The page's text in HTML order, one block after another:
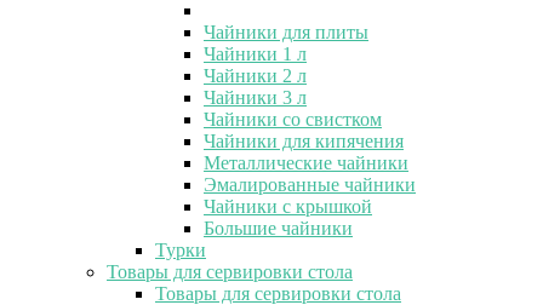
Чайники для плиты
Чайники 1 л
Чайники 2 л
Чайники 3 л
Чайники со свистком
Чайники для кипячения
Металлические чайники
Эмалированные чайники
Чайники с крышкой
Большие чайники
Турки
Товары для сервировки стола
Товары для сервировки стола